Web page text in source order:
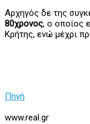
Αρχηγός δε της
80χρονος, ο οποίος
Κρήτης, ενώ μέχρι
Πηγή
www.real.gr